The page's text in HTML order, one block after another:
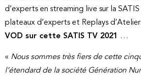
d’experts en streaming live sur la SATIS
plateaux d’experts et Replays
VOD sur cette SATIS TV 2021
…
« Nous sommes très fiers de cette
l’étendard de la société Génération